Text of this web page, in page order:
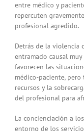
entre médico y
repercuten
profesional agredido.
Detrás de la violencia
entramado causal
favorecen las
médico-paciente,
recursos y la
del profesional para
La concienciación a
entorno de los